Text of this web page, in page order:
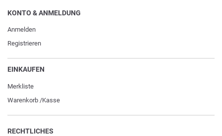
KONTO & ANMELDUNG
Anmelden
Registrieren
EINKAUFEN
Merkliste
Warenkorb /Kasse
RECHTLICHES